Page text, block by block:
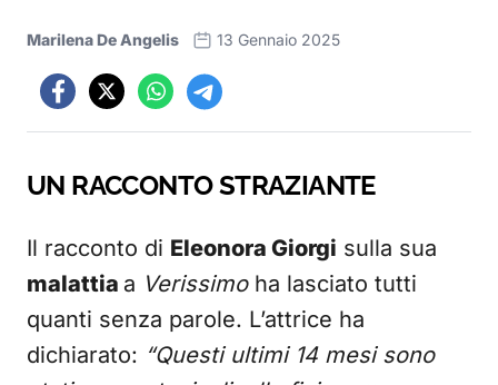
Marilena De Angelis 13 Gennaio 2025
UN RACCONTO STRAZIANTE
Il racconto di Eleonora Giorgi sulla sua
malattia a Verissimo ha lasciato tutti
quanti senza parole. L’attrice ha
dichiarato: “Questi ultimi 14 mesi sono